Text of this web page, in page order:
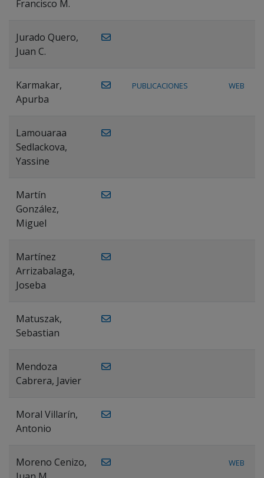
Francisco M.
Jurado Quero,
Juan C.
Karmakar,
Apurba
PUBLICACIONES WEB
Lamouaraa
Sedlackova,
Yassine
Martín
González,
Miguel
Martínez
Arrizabalaga,
Joseba
Matuszak,
Sebastian
Mendoza
Cabrera, Javier
Moral Villarín,
Antonio
Moreno Cenizo,
WEB